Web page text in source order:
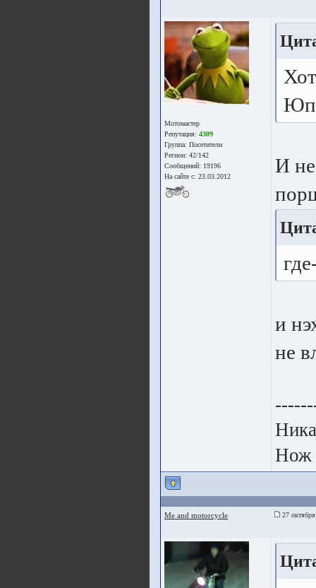
Мотомастер
Репутация: 4309
Группа: Посетители
Регион: 42/142
Сообщений: 19196
На сайте с: 23.03.2012
И не
и
не
Нож
Me and motorcycle 27